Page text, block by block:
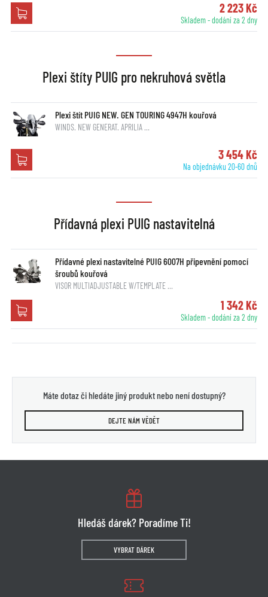
2 223 Kč
Skladem - dodání za 2 dny
Plexi štíty PUIG pro nekruhová světla
Plexi štít PUIG NEW. GEN TOURING 4947H kouřová
WINDS. NEW GENERAT. APRILIA …
3 454 Kč
Na objednávku 20-60 dnů
Přídavná plexi PUIG nastavitelná
Přídavné plexi nastavitelné PUIG 6007H připevnění pomocí
šroubů kouřová
VISOR MULTIADJUSTABLE W/TEMPLATE …
1 342 Kč
Skladem - dodání za 2 dny
Máte dotaz či hledáte jiný produkt nebo není dostupný?
DEJTE NÁM VĚDĚT
Hledáš dárek? Poradíme Ti!
VYBRAT DÁREK